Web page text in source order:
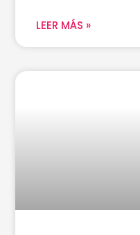
LEER MÁS »